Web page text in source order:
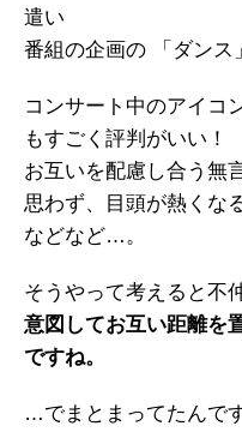
遣い
番組の企画の 「ダンス
コンサート中のアイコ
もすごく評判がいい！
お互いを配慮し合う無
思わず、目頭が熱くな
などなど…。
そうやって考えると不
意図してお互い距離を
ですね。
…でまとまってたんです